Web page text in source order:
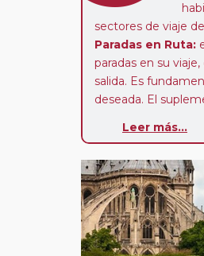
sectores de viaje
Paradas en Ruta:
paradas en su
salida. Es
deseada. El
Pasajero Club:
realiza tras rellenar
contarán con un
Leer más...